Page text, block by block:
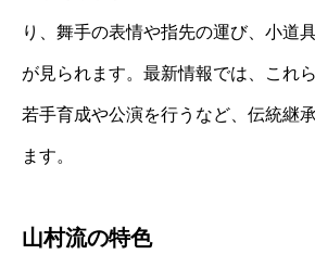
り、舞手の表情や指先の運び、小道
が見られます。最新情報では、これ
若手育成や公演を行うなど、伝統継
ます。
山村流の特色